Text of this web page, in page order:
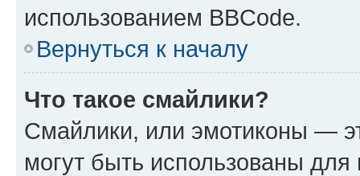
использованием BBCode.
Вернуться к началу
Что такое смайлики?
Смайлики, или эмотиконы —
могут быть использованы